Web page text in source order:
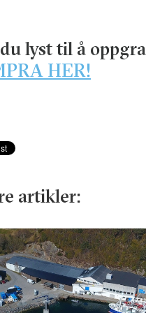
lyst til å
HER!
artikler: